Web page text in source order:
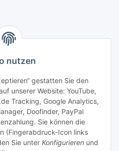
nutzen
gestatten Sie den
unserer Website: YouTube,
Tracking, Google Analytics,
Doofinder, PayPal
Sie können die
(Fingerabdruck-Icon links
Sie unter Konfigurieren und